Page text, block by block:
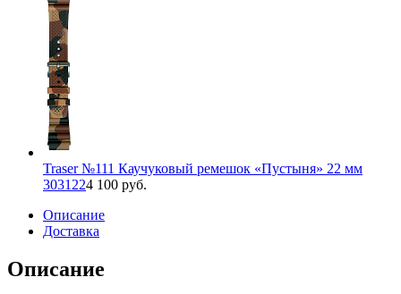
Traser №111 Каучуковый ремешок «Пустыня» 22 мм
3031224 100 руб.
Описание
Доставка
Описание